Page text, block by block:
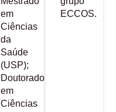
em
Ciências
da
Saúde
(USP);
Doutorado
em
Ciências
ECCOS.